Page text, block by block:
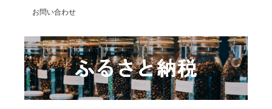
お問い合わせ